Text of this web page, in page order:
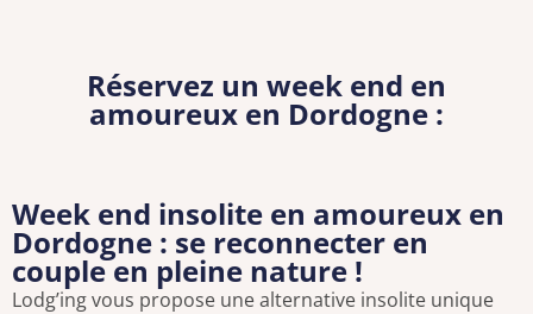
Réservez un week end en
amoureux en Dordogne :
Week end insolite en amoureux en
Dordogne : se reconnecter en
couple en pleine nature !
Lodg’ing vous propose une alternative insolite unique